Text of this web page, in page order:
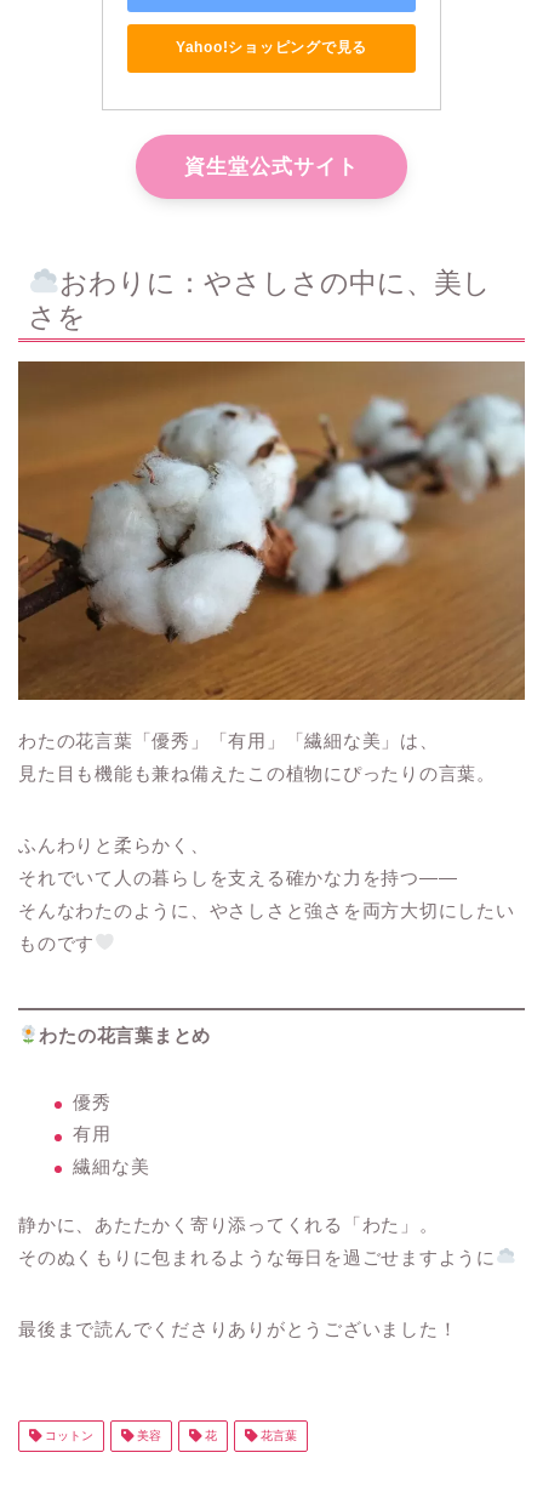
Yahoo!ショッピングで見る
資生堂公式サイト
おわりに：やさしさの中に、美し
さを
わたの花言葉「優秀」「有用」「繊細な美」は、
見た目も機能も兼ね備えたこの植物にぴったりの言葉。
ふんわりと柔らかく、
それでいて人の暮らしを支える確かな力を持つ——
そんなわたのように、やさしさと強さを両方大切にしたい
ものです
わたの花言葉まとめ
優秀
有用
繊細な美
静かに、あたたかく寄り添ってくれる「わた」。
そのぬくもりに包まれるような毎日を過ごせますように
最後まで読んでくださりありがとうございました！
コットン 美容 花 花言葉